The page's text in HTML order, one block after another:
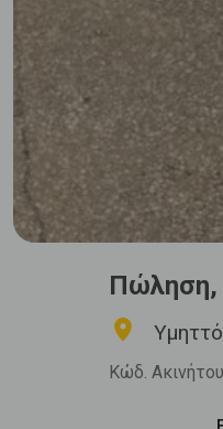
Πώληση,
Κώδ.